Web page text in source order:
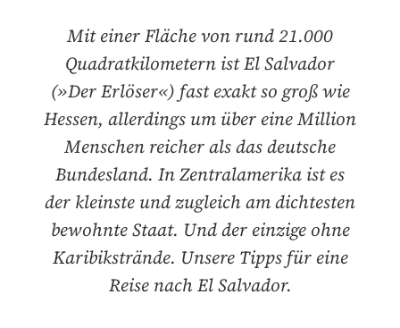
Mit einer Fläche von rund 21.000
Quadratkilometern ist El Salvador
(»Der Erlöser«) fast exakt so groß wie
Hessen, allerdings um über eine Million
Menschen reicher als das deutsche
Bundesland. In Zentralamerika ist es
der kleinste und zugleich am dichtesten
bewohnte Staat. Und der einzige ohne
Karibikstrände. Unsere Tipps für eine
Reise nach El Salvador.